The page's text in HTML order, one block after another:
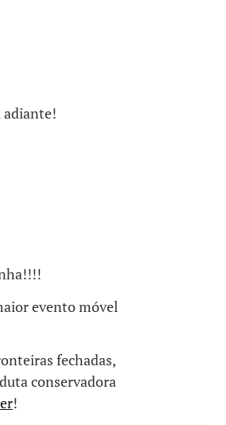
adiante!
evento móvel
fechadas,
conservadora
!